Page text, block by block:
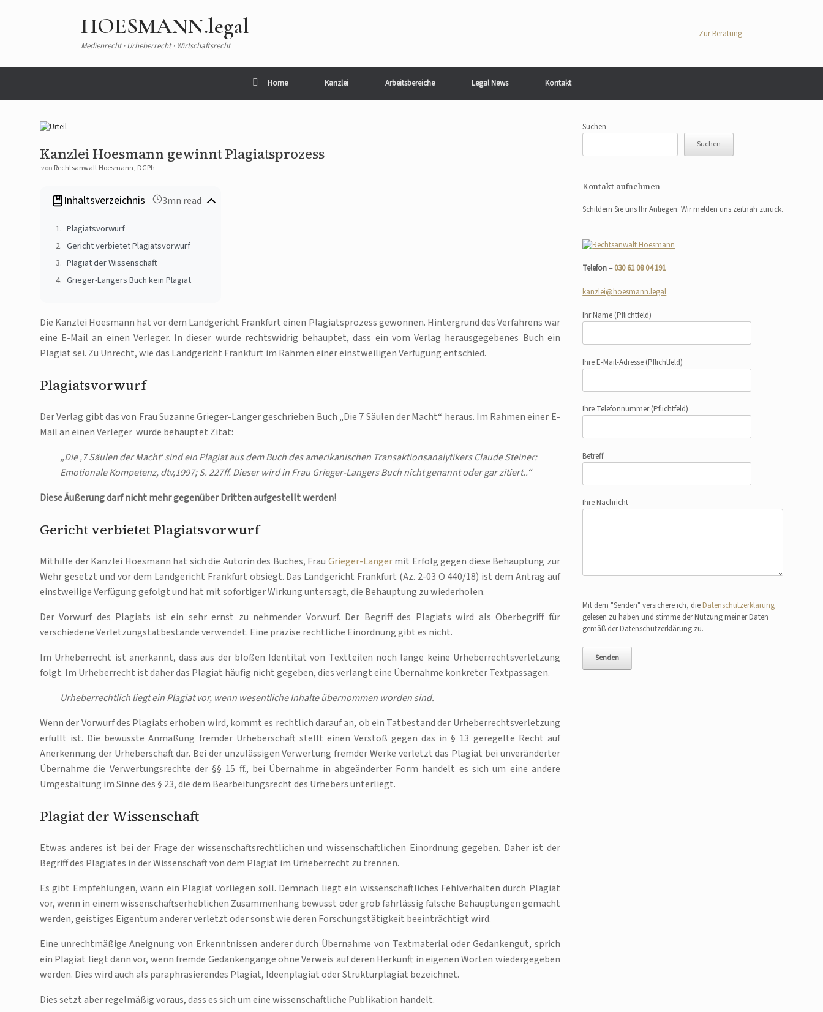
HOESMANN.legal
Medienrecht · Urheberrecht · Wirtschaftsrecht
Zur Beratung
Home Kanzlei Arbeitsbereiche Legal News Kontakt
Kanzlei Hoesmann gewinnt Plagiatsprozess
von Rechtsanwalt Hoesmann, DGPh
Inhaltsverzeichnis 3mn read
Plagiatsvorwurf
Gericht verbietet Plagiatsvorwurf
Plagiat der Wissenschaft
Grieger-Langers Buch kein Plagiat
Die Kanzlei Hoesmann hat vor dem Landgericht Frankfurt einen Plagiatsprozess gewonnen. Hintergrund des Verfahrens war
eine E-Mail an einen Verleger. In dieser wurde rechtswidrig behauptet, dass ein vom Verlag herausgegebenes Buch ein
Plagiat sei. Zu Unrecht, wie das Landgericht Frankfurt im Rahmen einer einstweiligen Verfügung entschied.
Plagiatsvorwurf
Der Verlag gibt das von Frau Suzanne Grieger-Langer geschrieben Buch „Die 7 Säulen der Macht“ heraus. Im Rahmen einer E-
Mail an einen Verleger wurde behauptet Zitat:
„Die ‚7 Säulen der Macht‘ sind ein Plagiat aus dem Buch des amerikanischen Transaktionsanalytikers Claude Steiner:
Emotionale Kompetenz, dtv,1997; S. 227ff. Dieser wird in Frau Grieger-Langers Buch nicht genannt oder gar zitiert..“
Diese Äußerung darf nicht mehr gegenüber Dritten aufgestellt werden!
Gericht verbietet Plagiatsvorwurf
Mithilfe der Kanzlei Hoesmann hat sich die Autorin des Buches, Frau Grieger-Langermit Erfolg gegen diese Behauptung zur
Wehr gesetzt und vor dem Landgericht Frankfurt obsiegt. Das Landgericht Frankfurt (Az. 2-03 O 440/18) ist dem Antrag auf
einstweilige Verfügung gefolgt und hat mit sofortiger Wirkung untersagt, die Behauptung zu wiederholen.
Der Vorwurf des Plagiats ist ein sehr ernst zu nehmender Vorwurf. Der Begriff des Plagiats wird als Oberbegriff für
verschiedene Verletzungstatbestände verwendet. Eine präzise rechtliche Einordnung gibt es nicht.
Im Urheberrecht ist anerkannt, dass aus der bloßen Identität von Textteilen noch lange keine Urheberrechtsverletzung
folgt. Im Urheberrecht ist daher das Plagiat häufig nicht gegeben, dies verlangt eine Übernahme konkreter Textpassagen.
Urheberrechtlich liegt ein Plagiat vor, wenn wesentliche Inhalte übernommen worden sind.
Wenn der Vorwurf des Plagiats erhoben wird, kommt es rechtlich darauf an, ob ein Tatbestand der Urheberrechtsverletzung
erfüllt ist. Die bewusste Anmaßung fremder Urheberschaft stellt einen Verstoß gegen das in § 13 geregelte Recht auf
Anerkennung der Urheberschaft dar. Bei der unzulässigen Verwertung fremder Werke verletzt das Plagiat bei unveränderter
Übernahme die Verwertungsrechte der §§ 15 ff., bei Übernahme in abgeänderter Form handelt es sich um eine andere
Umgestaltung im Sinne des § 23, die dem Bearbeitungsrecht des Urhebers unterliegt.
Plagiat der Wissenschaft
Etwas anderes ist bei der Frage der wissenschaftsrechtlichen und wissenschaftlichen Einordnung gegeben. Daher ist der
Begriff des Plagiates in der Wissenschaft von dem Plagiat im Urheberrecht zu trennen.
Es gibt Empfehlungen, wann ein Plagiat vorliegen soll. Demnach liegt ein wissenschaftliches Fehlverhalten durch Plagiat
vor, wenn in einem wissenschaftserheblichen Zusammenhang bewusst oder grob fahrlässig falsche Behauptungen gemacht
werden, geistiges Eigentum anderer verletzt oder sonst wie deren Forschungstätigkeit beeinträchtigt wird.
Eine unrechtmäßige Aneignung von Erkenntnissen anderer durch Übernahme von Textmaterial oder Gedankengut, sprich
ein Plagiat liegt dann vor, wenn fremde Gedankengänge ohne Verweis auf deren Herkunft in eigenen Worten wiedergegeben
werden. Dies wird auch als paraphrasierendes Plagiat, Ideenplagiat oder Strukturplagiat bezeichnet.
Dies setzt aber regelmäßig voraus, dass es sich um eine wissenschaftliche Publikation handelt.
Suchen
Suchen
Kontakt aufnehmen
Schildern Sie uns Ihr Anliegen. Wir melden uns zeitnah zurück.
Telefon –030 61 08 04 191
kanzlei@hoesmann.legal
Ihr Name (Pflichtfeld)
Ihre E-Mail-Adresse (Pflichtfeld)
Ihre Telefonnummer(Pflichtfeld)
Betreff
Ihre Nachricht
Mit dem "Senden" versichere ich, die Datenschutzerklärung
gelesen zu haben und stimme der Nutzung meiner Daten
gemäß der Datenschutzerklärung zu.